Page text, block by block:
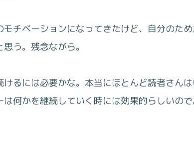
チベーションになってきたけど、自分のた
う。残念ながら。
るには必要かな。本当にほとんど読者さん
何かを継続していく時には効果的らしいので